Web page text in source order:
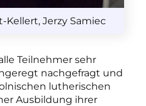
Kellert, Jerzy Samiec
Teilnehmer sehr
nachgefragt und
lutherischen
Ausbildung ihrer